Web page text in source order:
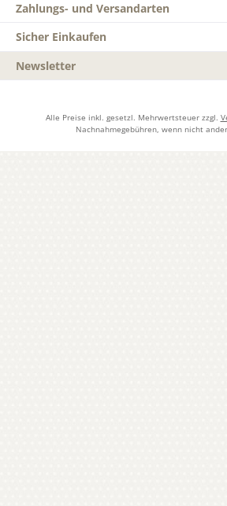
Zahlungs- und Versandarten
Sicher Einkaufen
Newsletter
Alle Preise inkl. gesetzl. Mehrwertsteuer zzgl.
Nachnahmegebühren, wenn nicht